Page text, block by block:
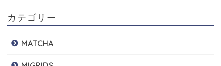
カテゴリー
MATCHA